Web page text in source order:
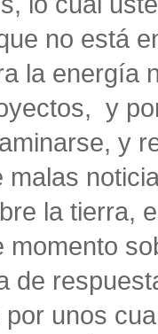
no está
la energía
y
y
malas
la tierra,
momento
de
unos